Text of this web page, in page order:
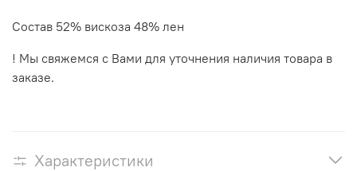
Состав 52% вискоза 48% лен
! Мы свяжемся с Вами для уточнения наличия товара в
заказе.
Характеристики